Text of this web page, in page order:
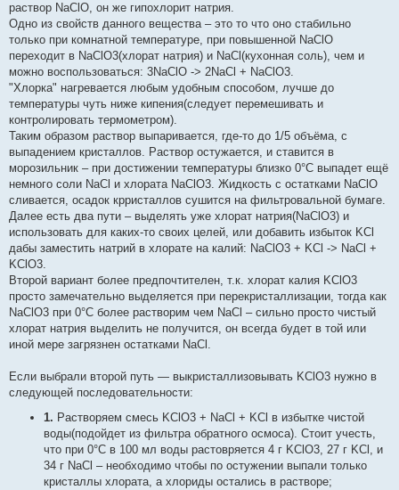
раствор NaClO, он же гипохлорит натрия.
Одно из свойств данного вещества – это то что оно стабильно
только при комнатной температуре, при повышенной NaClO
переходит в NaClO3(хлорат натрия) и NaCl(кухонная соль), чем и
можно воспользоваться: 3NaClO -> 2NaCl + NaClO3.
"Хлорка" нагревается любым удобным способом, лучше до
температуры чуть ниже кипения(следует перемешивать и
контролировать термометром).
Таким образом раствор выпаривается, где-то до 1/5 объёма, с
выпадением кристаллов. Раствор остужается, и ставится в
морозильник – при достижении температуры близко 0°С выпадет ещё
немного соли NaCl и хлората NaClO3. Жидкость с остатками NaClO
сливается, осадок крристаллов сушится на фильтровальной бумаге.
Далее есть два пути – выделять уже хлорат натрия(NaClO3) и
использовать для каких-то своих целей, или добавить избыток KCl
дабы заместить натрий в хлорате на калий: NaClO3 + KCl -> NaCl +
KClO3.
Второй вариант более предпочтителен, т.к. хлорат калия KClO3
просто замечательно выделяется при перекристаллизации, тогда как
NaClO3 при 0°С более растворим чем NaCl – сильно просто чистый
хлорат натрия выделить не получится, он всегда будет в той или
иной мере загрязнен остатками NaCl.
Если выбрали второй путь — выкристаллизовывать KClO3 нужно в
следующей последовательности:
1. Растворяем смесь KClO3 + NaCl + KCl в избытке чистой
воды(подойдет из фильтра обратного осмоса). Стоит учесть,
что при 0°С в 100 мл воды растовряется 4 г KClO3, 27 г KCl, и
34 г NaCl – необходимо чтобы по остужении выпали только
кристаллы хлората, а хлориды остались в растворе;